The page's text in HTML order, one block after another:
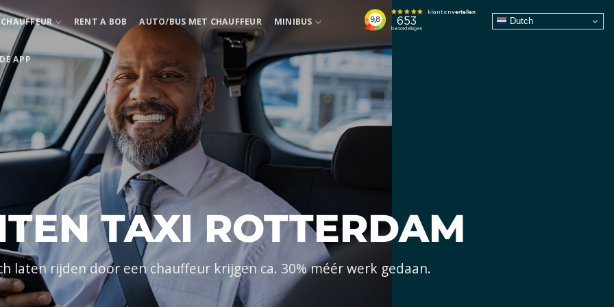
RENT A BOB AUTO/BUS MET CHAUFFEUR MINIBUS
DE APP
Dutch
TAXI ROTTERDAM
laten rijden door een chauffeur krijgen ca. 30% méér werk gedaan.